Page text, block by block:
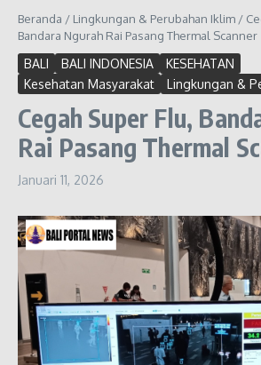
Beranda / Lingkungan & Perubahan Iklim /
Bandara Ngurah Rai Pasang Thermal Scanner
BALI BALI INDONESIA
KESEHATAN
Kesehatan Masyarakat
Lingkungan &
Cegah Super Flu,
Rai Pasang Thermal
Januari 11, 2026